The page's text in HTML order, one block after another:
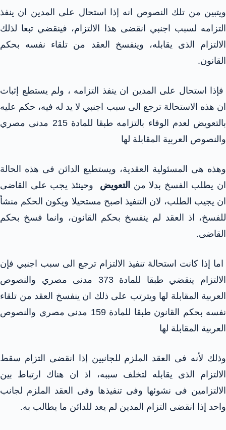
ويتبين من تلك النصوص انه إذا استحال على المدين ان ينفذ
التزامه لسبب اجنبي انقضى هذا الالتزام، فينقضي تبعا لذلك
الالتزام الذى يقابله، وينفسخ العقد من تلقاء نفسه بحكم
القانون.
فإذا استحال على المدين ان ينفذ التزامه ، ولم يستطع إثبات
ان هذه الاستحالة ترجع الى سبب اجنبي لا يد له فيه، حكم عليه
بالتعويض لعدم الوفاء بالتزامه طبقا للمادة 215 مدنى مصري
والنصوص العربية المقابلة لها
وهذه هى المسئولية العقدية، ويستطيع الدائن فى هذه الحالة
ان يطلب الفسخ بدلا من
التعويض
وحينئذ يجب على القاضى
ان يجيب الطلب، لان التنفيذ اصبح مستحيلا ويكون الحكم منشأ
للفسخ، اذ العقد لم ينفسخ بحكم القانون، وانما فسخ بحكم
القاضى.
اما إذا كانت استحالة تنفيذ الالتزام ترجع الى سبب اجنبي فإن
الالتزام ينقضي طبقا للمادة 373 مدنى مصري والنصوص
العربية المقابلة لها ويترتب على ذلك ان ينفسخ العقد من تلقاء
نفسه بحكم القانون طبقا للمادة 159 مدنى مصري والنصوص
العربية المقابلة لها
وذلك لأنه فى العقد الملزم للجانبين إذا انقضى التزام سقط
الالتزام الذى يقابله لتخلف سببه، اذ ان هناك ارتباط بين
الالتزامين فى نشوئها وفى تنفيذها وفى العقد الملزم لجانب
واحد إذا انقضى التزام المدين لم يعد للدائن ما يطالب به.